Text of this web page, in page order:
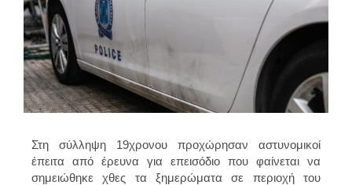
Στη σύλληψη 19χρονου προχώρησαν αστυνομικοί
έπειτα από έρευνα για επεισόδιο που φαίνεται να
σημειώθηκε χθες τα ξημερώματα σε περιοχή του